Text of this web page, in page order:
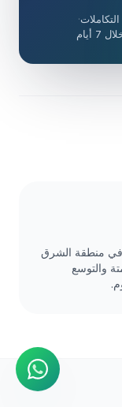
التكاملات·
في منطقة الشرق
والتوسع